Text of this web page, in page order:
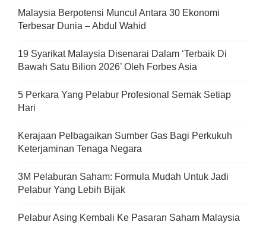
Malaysia Berpotensi Muncul Antara 30 Ekonomi
Terbesar Dunia – Abdul Wahid
19 Syarikat Malaysia Disenarai Dalam ‘Terbaik Di
Bawah Satu Bilion 2026’ Oleh Forbes Asia
5 Perkara Yang Pelabur Profesional Semak Setiap
Hari
Kerajaan Pelbagaikan Sumber Gas Bagi Perkukuh
Keterjaminan Tenaga Negara
3M Pelaburan Saham: Formula Mudah Untuk Jadi
Pelabur Yang Lebih Bijak
Pelabur Asing Kembali Ke Pasaran Saham Malaysia